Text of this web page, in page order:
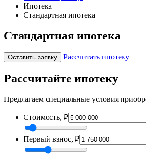
Ипотека
Стандартная ипотека
Стандартная ипотека
Оставить заявку Рассчитать ипотеку
Рассчитайте ипотеку
Предлагаем специальные условия
Стоимость, ₽
Первый взнос, ₽